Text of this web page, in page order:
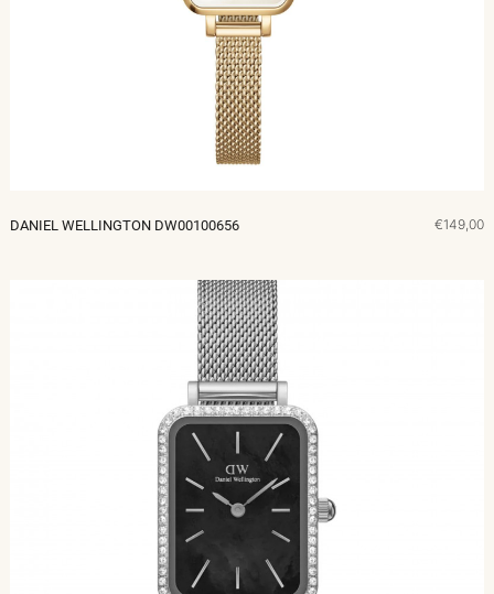
DANIEL WELLINGTON DW00100656 €149,00